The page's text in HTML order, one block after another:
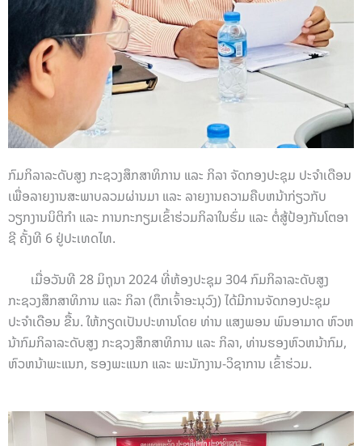
ກົມກິລາລະດັບສູງ ກະຊວງສຶກສາທິການ ແລະ ກິລາ ຈັດກອງປະຊຸມ ປະຈຳເດືອນ
ເພື່ອລາຍງານສະພາບລວມຜ່ານມາ ແລະ ລາຍງານຄວາມຄືບຫນ້າກ່ຽວກັບ
ວຽກງານນິຕິກຳ ແລະ ການກະກຽມເຂົ້າຮ່ວມກິລາໃນຮົ່ມ ແລະ ຕໍ່ສູ້ປ້ອງກັນໂຕອາ
ຊີ ຄັ້ງທີ 6 ຢູ່ປະເທດໄທ.
ເມື່ອວັນທີ 28 ມິຖຸນາ 2024 ທີ່ຫ້ອງປະຊຸມ 304 ກົມກິລາລະດັບສູງ
ກະຊວງສຶກສາທິການ ແລະ ກິລາ (ຕຶກເຈົ້າອະນຸວົງ) ໄດ້ມີການຈັດກອງປະຊຸມ
ປະຈຳເດືອນ ຂື້ນ. ໃຫ້ກຽດເປັນປະທານໂດຍ ທ່ານ ແສງພອນ ພົນອາມາດ ຫົວຫ
ນ້າກົມກິລາລະດັບສູງ ກະຊວງສຶກສາທິການ ແລະ ກິລາ, ທ່ານຮອງຫົວຫນ້າກົມ,
ຫົວຫນ້າພະແນກ, ຮອງພະແນກ ແລະ ພະນັກງານ-ວິຊາການ ເຂົ້າຮ່ວມ.